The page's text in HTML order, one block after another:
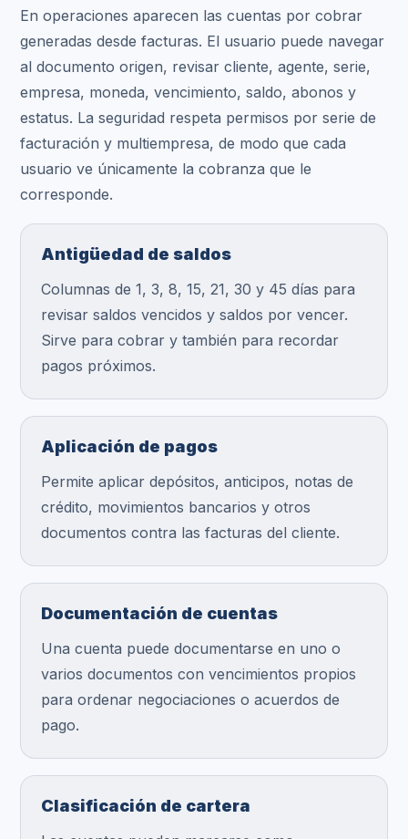
En operaciones aparecen las cuentas por cobrar
generadas desde facturas. El usuario puede navegar
al documento origen, revisar cliente, agente, serie,
empresa, moneda, vencimiento, saldo, abonos y
estatus. La seguridad respeta permisos por serie de
facturación y multiempresa, de modo que cada
usuario ve únicamente la cobranza que le
corresponde.
Antigüedad de saldos
Columnas de 1, 3, 8, 15, 21, 30 y 45 días para
revisar saldos vencidos y saldos por vencer.
Sirve para cobrar y también para recordar
pagos próximos.
Aplicación de pagos
Permite aplicar depósitos, anticipos, notas de
crédito, movimientos bancarios y otros
documentos contra las facturas del cliente.
Documentación de cuentas
Una cuenta puede documentarse en uno o
varios documentos con vencimientos propios
para ordenar negociaciones o acuerdos de
pago.
Clasificación de cartera